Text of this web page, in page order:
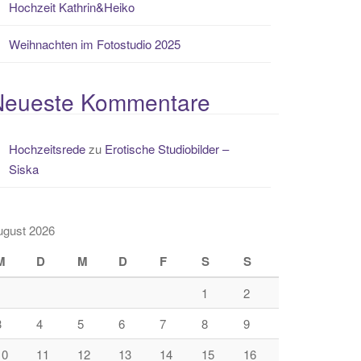
Hochzeit Kathrin&Heiko
Weihnachten im Fotostudio 2025
Kommentare
Hochzeitsredezu Erotische Studiobilder –
Siska
2026
D M D F S S
1
2
4 5 6 7 8
9
11 12 13 14 15 16